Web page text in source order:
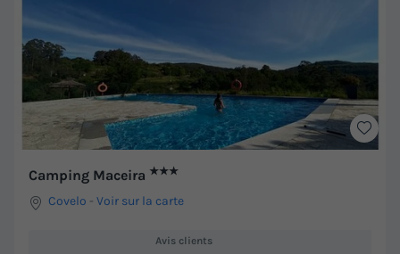
Camping Maceira ★★★
Covelo -Voir sur la carte
Avis clients